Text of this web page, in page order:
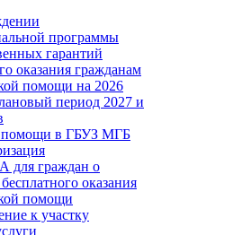
программы
гарантий
оказания гражданам
помощи на 2026
период 2027 и
в ГБУЗ МГБ
граждан о
оказания
помощи
к участку